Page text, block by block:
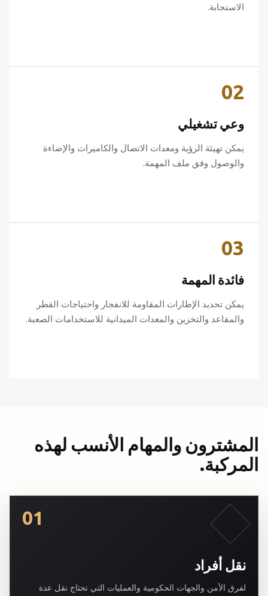
الاستجابة.
02
وعي تشغيلي
يمكن تهيئة الرؤية ومعدات الاتصال والكاميرات والإضاءة
والوصول وفق ملف المهمة.
03
فائدة المهمة
يمكن تحديد الإطارات المقاومة للانفجار واحتياجات القطر
والمقاعد والتخزين والمعدات الميدانية للاستخدامات الصعبة.
المشترون والمهام الأنسب لهذه
المركبة.
01
نقل أفراد
لفرق الأمن والجهات الحكومية والعمليات التي تحتاج نقل عدة